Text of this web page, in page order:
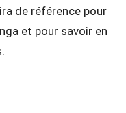
de référence pour
et pour savoir en